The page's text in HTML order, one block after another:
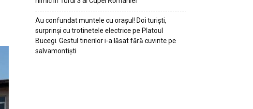
Au confundat muntele cu orașul! Doi turiști,
surprinși cu trotinetele electrice pe Platoul
Bucegi. Gestul tinerilor i-a lăsat fără cuvinte pe
salvamontiști